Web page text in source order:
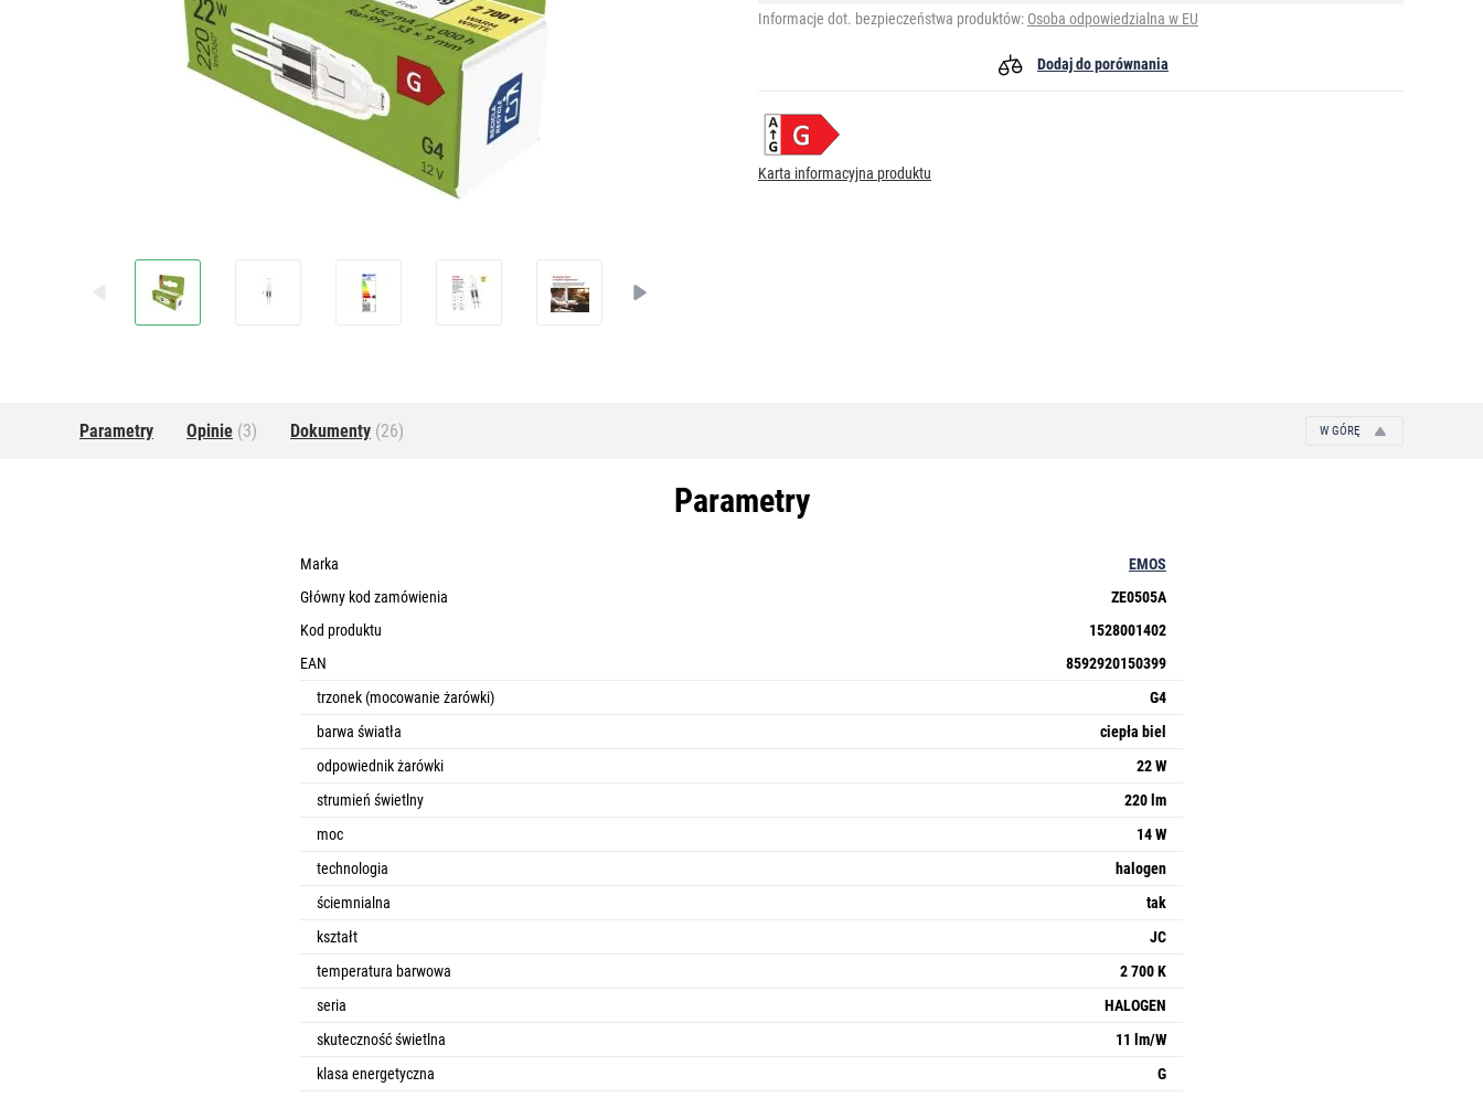
Informacje dot. bezpieczeństwa produktów: Osoba odpowiedzialna w EU
Dodaj do porównania
Karta informacyjna produktu
Parametry Opinie (3) Dokumenty (26) W GÓRĘ
Parametry
Marka
EMOS
Główny kod zamówienia
ZE0505A
Kod produktu
1528001402
EAN
8592920150399
trzonek (mocowanie żarówki)
G4
barwa światła
ciepła biel
odpowiednik żarówki
22 W
strumień świetlny
220 lm
moc
14 W
technologia
halogen
ściemnialna
tak
kształt
JC
temperatura barwowa
2 700 K
seria
HALOGEN
skuteczność świetlna
11 lm/W
klasa energetyczna
G